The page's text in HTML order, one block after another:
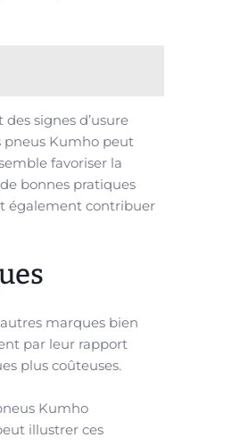
signes d’usure
pneus Kumho peut
favoriser la
bonnes pratiques
également contribuer
marques bien
par leur rapport
plus coûteuses.
Kumho
illustrer ces